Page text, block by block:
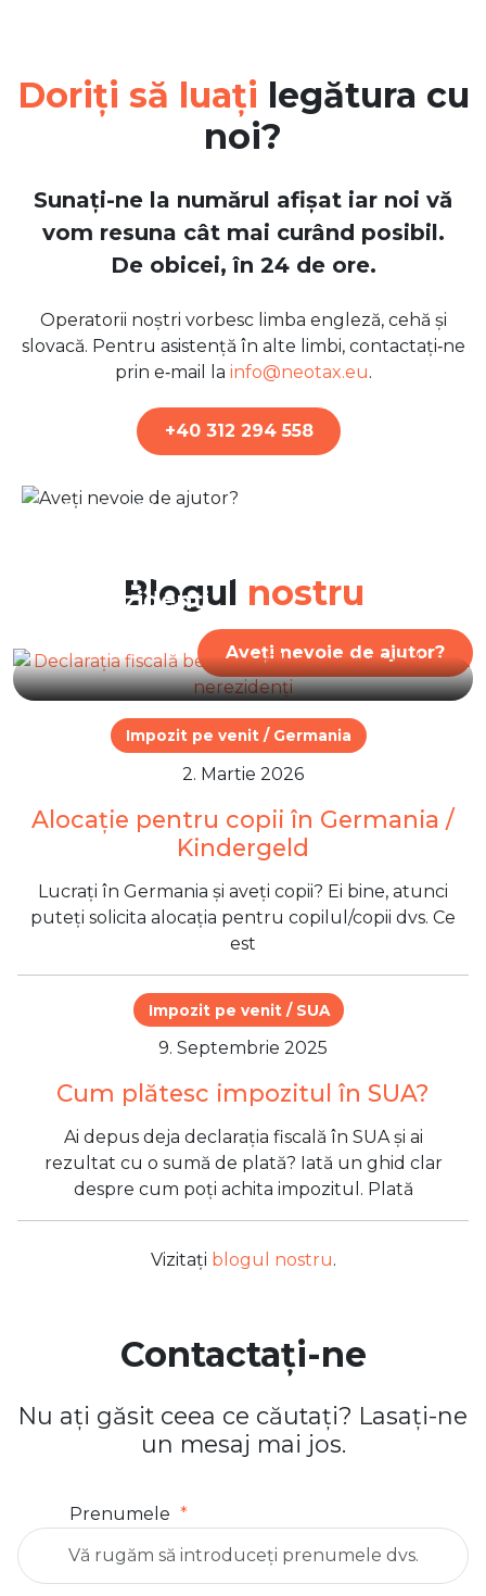
Doriți să luați legătura cu
noi?
Sunați-ne la numărul afișat iar noi vă
vom resuna cât mai curând posibil.
De obicei, în 24 de ore.
Operatorii noștri vorbesc limba engleză, cehă și
slovacă. Pentru asistență în alte limbi, contactați‑ne
prin e‑mail la info@neotax.eu.
+40 312 294 558
Aveți nevoie de ajutor?
Blogul nostru
7. Iulie 2026
nerezidenți
Impozit pe venit / Germania
2. Martie 2026
Alocație pentru copii în Germania /
Kindergeld
Lucrați în Germania și aveți copii? Ei bine, atunci
puteți solicita alocația pentru copilul/copii dvs. Ce
est
Impozit pe venit / SUA
9. Septembrie 2025
Cum plătesc impozitul în SUA?
Ai depus deja declarația fiscală în SUA și ai
rezultat cu o sumă de plată? Iată un ghid clar
despre cum poți achita impozitul. Plată
Vizitați blogul nostru.
Contactați-ne
Nu ați găsit ceea ce căutați? Lasați-ne
un mesaj mai jos.
Prenumele